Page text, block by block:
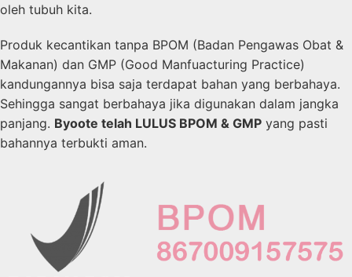
oleh tubuh kita.
Produk kecantikan tanpa BPOM (Badan Pengawas Obat &
Makanan) dan GMP (Good Manfuacturing Practice)
kandungannya bisa saja terdapat bahan yang berbahaya.
Sehingga sangat berbahaya jika digunakan dalam jangka
panjang. Byoote telah LULUS BPOM & GMP yang pasti
bahannya terbukti aman.